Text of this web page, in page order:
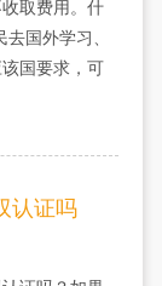
取费用。什
国外学习、
国要求，可
认证吗